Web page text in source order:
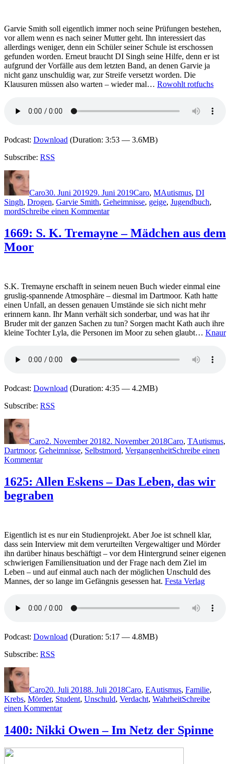
–
Im
Kopf
des
Bösen.
Der
Happy
Killer
Garvie Smith soll eigentlich immer noch seine Prüfungen bestehen,
vor allem wenn es nach seiner Mutter geht. Ihn interessiert das
allerdings weniger, denn ein Schüler seiner Schule ist erschossen
gefunden worden. Erneut braucht DI Singh seine Hilfe, denn er ist
aufgrund der Vorfälle aus dem letzten Band, an denen Garvie ja
nicht ganz unschuldig war, zur Streife versetzt worden. Die
Klausuren müssen also warten – wieder mal… Rowohlt rotfuchs
Podcast: Download (Duration: 3:53 — 3.6MB)
Subscribe: RSS
Autor
Caro30. Juni 201929. Juni 2019Caro, MAutismus, DI
Singh, Drogen, Garvie Smith, Geheimnisse, geige, Jugendbuch,
mordSchreibe einen Kommentarzu
Simon
Mason
1669: S. K. Tremayne – Mädchen aus dem
Moor
S.K. Tremayne erschafft in seinem neuen Buch wieder einmal eine
gruslig-spannende Atmosphäre – diesmal im Dartmoor. Kath hatte
einen Unfall, an dessen genauen Umstände sie sich nicht mehr
erinnern kann. Ihr Mann verhält sich sonderbar, und was hat ihr
Bruder mit der ganzen Sachen zu tun? Sorgen macht Kath auch ihre
kleine Tochter Lyla, die Personen im Moor zu sehen glaubt… Knaur
Podcast: Download (Duration: 4:35 — 4.2MB)
Subscribe: RSS
Autor
Caro2. November 20182. November 2018Caro, TAutismus,
Dartmoor, Geheimnisse, Selbstmord, VergangenheitSchreibe einen
Kommentarzu
S.
K.
Tremayne
dem
Moor
1625: Allen Eskens – Das Leben, das wir
begraben
Eigentlich ist es nur ein Studienprojekt. Aber Joe ist schnell klar,
dass sein Interview mit dem verurteilten Vergewaltiger und Mörder
ihn darüber hinaus beschäftigt – vor dem Hintergrund seiner eigenen
schwierigen Familiensituation und der Frage nach dem Ziel im
Leben – und auf einmal auch nach der möglichen Unschuld des
Mannes, der so lange im Gefängnis gesessen hat. Festa Verlag
Podcast: Download (Duration: 5:17 — 4.8MB)
Subscribe: RSS
Autor
Caro20. Juli 20188. Juli 2018Caro, EAutismus, Familie,
Krebs, Mörder, Student, Unschuld, Verdacht, WahrheitSchreibe
einen Kommentarzu
Allen
Eskens
1400: Nikki Owen – Im Netz der Spinne